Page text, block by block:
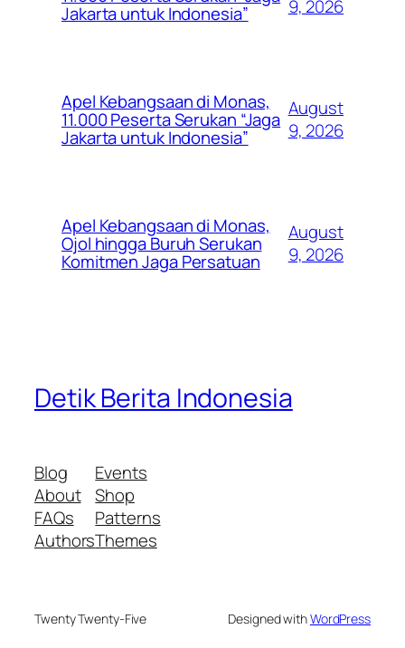
Jakarta untuk Indonesia”
9, 2026
Apel Kebangsaan di Monas,
11.000 Peserta Serukan “Jaga
Jakarta untuk Indonesia”
August
9, 2026
Apel Kebangsaan di Monas,
Ojol hingga Buruh Serukan
Komitmen Jaga Persatuan
August
9, 2026
Detik Berita Indonesia
Blog
About
FAQs
Authors
Events
Shop
Patterns
Themes
Twenty Twenty-Five Designed withWordPress